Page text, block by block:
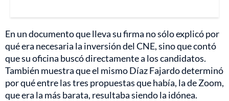
En un documento que lleva su firma no sólo explicó por
qué era necesaria la inversión del CNE, sino que contó
que su oficina buscó directamente a los candidatos.
También muestra que el mismo Díaz Fajardo determinó
por qué entre las tres propuestas que había, la de Zoom,
que era la más barata, resultaba siendo la idónea.